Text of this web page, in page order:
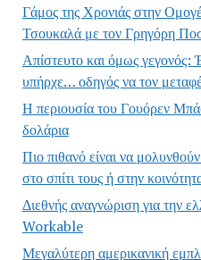
Γάμος της Χρονιάς στην
Τσουκαλά με τον Γρηγόρη
Απίστευτο και όμως
υπήρχε… οδηγός να τον
Η περιουσία του Γουόρεν
δολάρια
Πιο πιθανό είναι να
στο σπίτι τους ή στην
Διεθνής αναγνώριση για την
Workable
Μεγαλύτερη αμερικανική